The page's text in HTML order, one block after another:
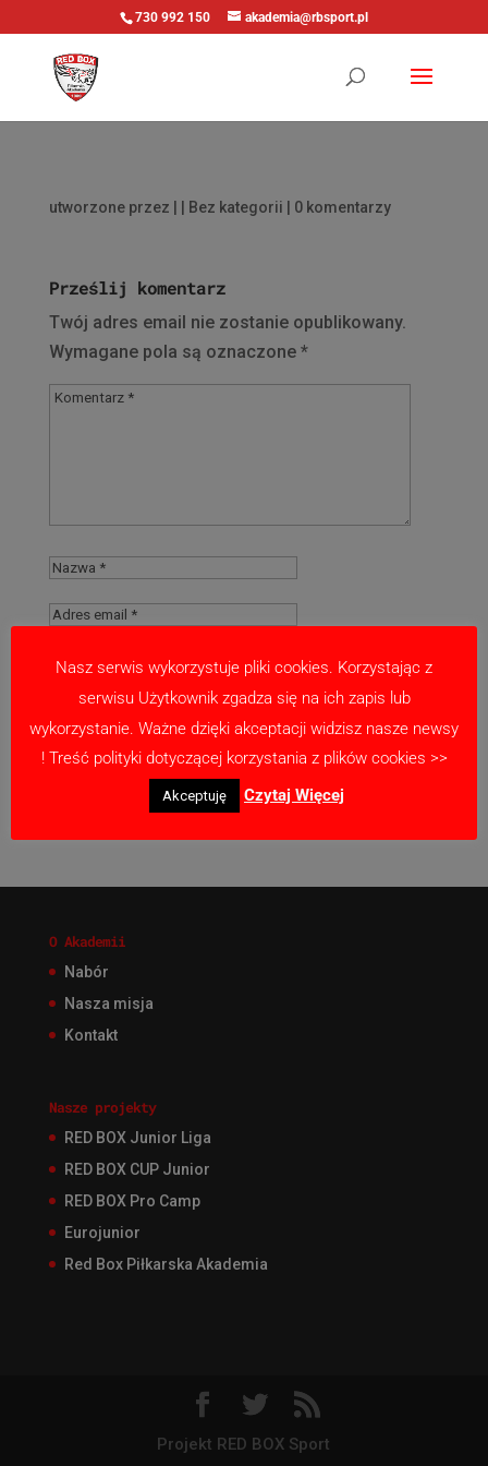
730 992 150 akademia@rbsport.pl
utworzone przez | Bez kategorii | 0 komentarzy
Prześlij komentarz
Twój adres email nie zostanie opublikowany.
Wymagane pola są oznaczone *
Zapamiętaj moje dane w tej przeglądarce
podczas pisania kolejnych komentarzy.
O Akademii
Nabór
Nasza misja
Kontakt
Nasze projekty
RED BOX Junior Liga
RED BOX CUP Junior
RED BOX Pro Camp
Eurojunior
Red Box Piłkarska Akademia
Projekt RED BOX Sport
Nasz serwis wykorzystuje pliki cookies. Korzystając z
serwisu Użytkownik zgadza się na ich zapis lub
wykorzystanie. Ważne dzięki akceptacji widzisz nasze newsy
! Treść polityki dotyczącej korzystania z plików cookies >>
Akceptuję Czytaj Więcej